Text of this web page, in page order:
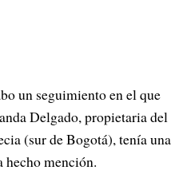
un seguimiento en el que
Delgado, propietaria del
(sur de Bogotá), tenía una
hecho mención.